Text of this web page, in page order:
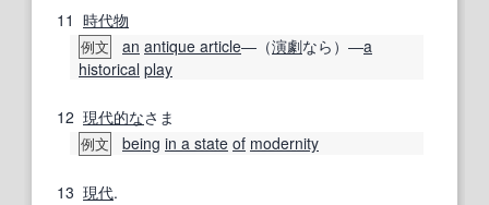
11 時代物
例文 an antique article―（演劇なら）―a
historical play
12 現代的なさま
例文 being in a state of modernity
13 現代.